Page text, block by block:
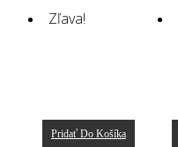
Zľava!
Pridať Do Košíka